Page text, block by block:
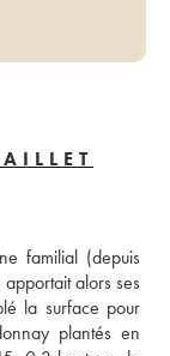
familial (depuis
alors ses
la surface pour
plantés en